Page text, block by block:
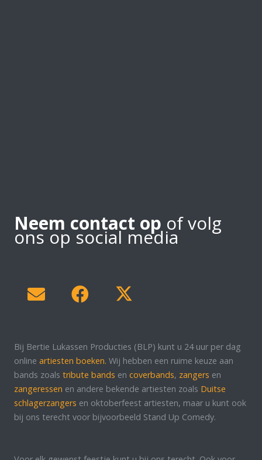
Neem contact op of volg
ons op social media
Bij Bertie Lukassen Producties (BLP) kunt u 24 uur per dag
online artiesten boeken. Wij hebben een ruime keuze aan
bands zoals tribute bands en coverbands, zangers en
zangeressen en andere bekende artiesten zoals Duitse
schlagerzangers en oktoberfeest artiesten, maar u kunt ook
bij ons terecht voor bijvoorbeeld Stand Up Comedy.